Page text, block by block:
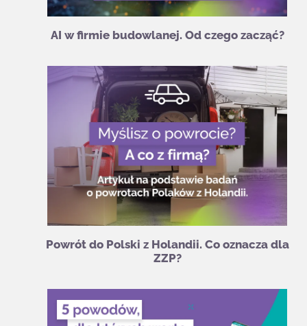
AI w firmie budowlanej. Od czego zacząć?
Powrót do Polski z Holandii. Co oznacza dla
ZZP?